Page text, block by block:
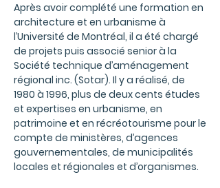
Après avoir complété une formation en
architecture et en urbanisme à
l’Université de Montréal, il a été chargé
de projets puis associé senior à la
Société technique d’aménagement
régional inc. (Sotar). Il y a réalisé, de
1980 à 1996, plus de deux cents études
et expertises en urbanisme, en
patrimoine et en récréotourisme pour le
compte de ministères, d’agences
gouvernementales, de municipalités
locales et régionales et d’organismes.